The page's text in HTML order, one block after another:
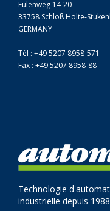
Eulenweg 14-20
33758 Schloß Holte-
GERMANY
Tél : +49 5207 8958-571
Fax : +49 5207 8958-88
Technologie
industrielle depuis